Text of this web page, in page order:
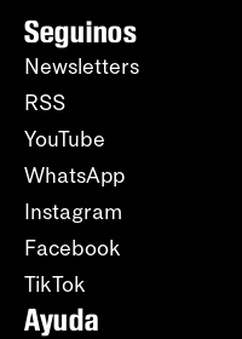
Seguinos
Newsletters
RSS
YouTube
WhatsApp
Instagram
Facebook
TikTok
Ayuda